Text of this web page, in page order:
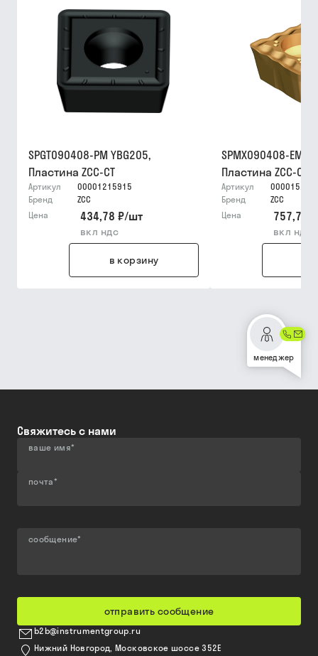
SPGT090408-PM YBG205,
Пластина ZCC-CT
Артикул
00001215915
Бренд
ZCC
Цена
434,78 ₽/шт
вкл ндс
в корзину
SPMX090408-EM
Пластина ZCC-CT
Артикул
Бренд
ZCC
Цена
757,72 ₽
вкл ндс
менеджер
Свяжитесь с нами
ваше имя*
почта*
сообщение*
отправить сообщение
b2b@instrumentgroup.ru
Нижний Новгород, Московское шоссе 352Е